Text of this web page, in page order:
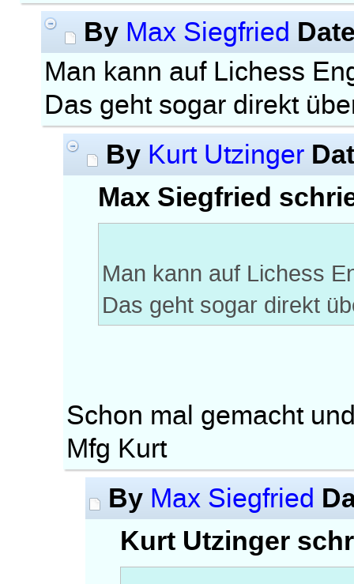
By Max Siegfried
Man kann auf Lichess
Das geht sogar direkt
By Kurt Utzinger
Max Siegfried
Man kann auf Lichess
Das geht sogar direkt
Schon mal gemacht
Mfg Kurt
By Max Siegfried
Kurt Utzinger